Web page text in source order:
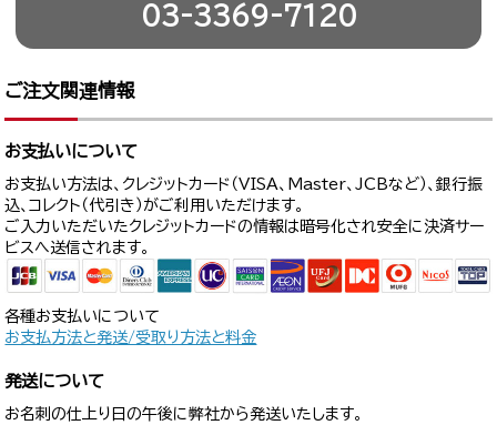
03-3369-7120
ご注文関連情報
お支払いについて
お支払い方法は、クレジットカード（VISA、Master、JCBなど）、銀行振
込、コレクト（代引き）がご利用いただけます。
ご入力いただいたクレジットカードの情報は暗号化され安全に決済サー
ビスへ送信されます。
各種お支払いについて
お支払方法と発送/受取り方法と料金
発送について
お名刺の仕上り日の午後に弊社から発送いたします。